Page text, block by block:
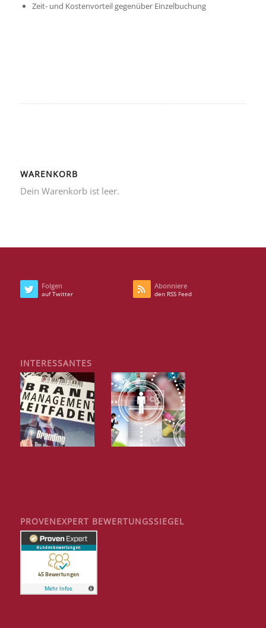
Zeit- und Kostenvorteil gegenüber Einzelbuchung
WARENKORB
Dein Warenkorb ist leer.
Folgen
auf Twitter
Abonniere
den RSS Feed
INTERESSANTES
PROVENEXPERT BEWERTUNGSSIEGEL